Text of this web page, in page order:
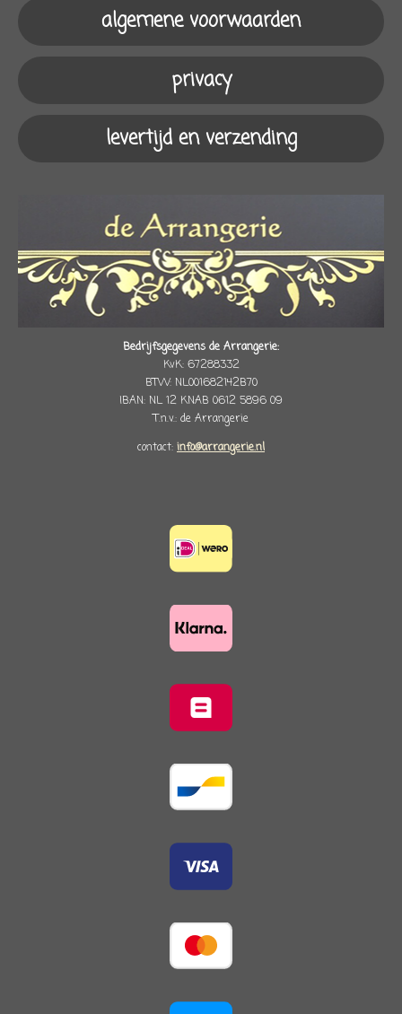
o
k
r
a
m
p
p
algemene voorwaarden
privacy
levertijd en verzending
Bedrijfsgegevens de Arrangerie:
KvK: 67288332
BTW: NL001682142B70
IBAN: NL 12 KNAB 0612 5896 09
T.n.v.: de Arrangerie
contact: info@arrangerie.nl